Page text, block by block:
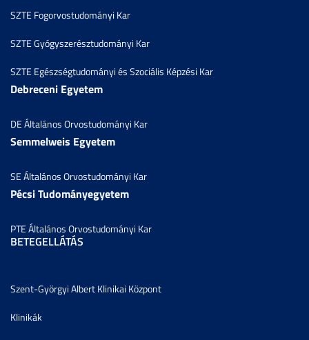
SZTE Fogorvostudományi Kar
SZTE Gyógyszerésztudományi Kar
SZTE Egészségtudományi és Szociális Képzési Kar
Debreceni Egyetem
DE Általános Orvostudományi Kar
Semmelweis Egyetem
SE Általános Orvostudományi Kar
Pécsi Tudományegyetem
PTE Általános Orvostudományi Kar
BETEGELLÁTÁS
Szent-Györgyi Albert Klinikai Központ
Klinikák